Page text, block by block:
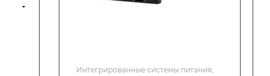
Интегрированные системы питания,